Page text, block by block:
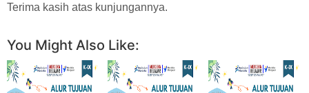
Terima kasih atas kunjungannya.
You Might Also Like: